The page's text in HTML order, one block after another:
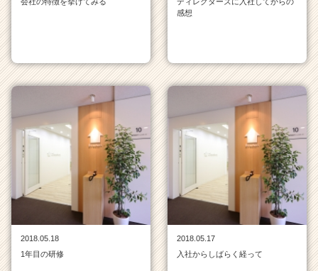
感想
2018.05.18
1年目の研修
2018.05.17
入社からしばらく経って